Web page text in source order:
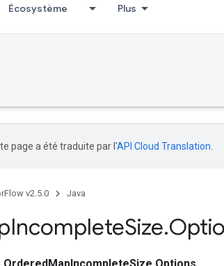
Écosystème Plus
page a été traduite par l'API Cloud Translation
v2.5.0 Java
IncompleteSize.